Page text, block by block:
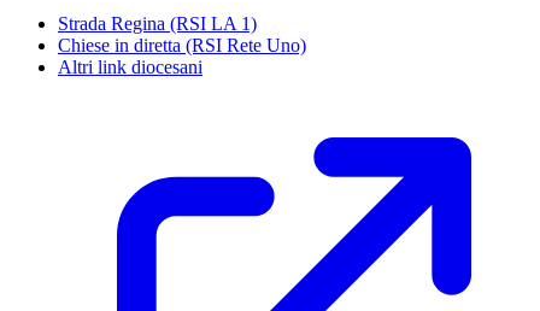
Strada Regina (RSI LA 1)
Chiese in diretta (RSI Rete Uno)
Altri link diocesani